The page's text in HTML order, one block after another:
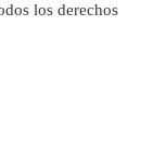
los derechos